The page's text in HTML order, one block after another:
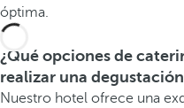
óptima.
¿Qué opciones de
realizar una
Nuestro hotel ofrece una